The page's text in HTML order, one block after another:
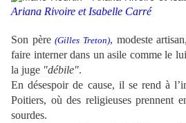
Ariana Rivoire et Isabelle Carré
Son père(Gilles Treton), modeste
faire interner dans un asile comme le
la juge "débile".
En désespoir de cause, il se rend à
Poitiers, où des religieuses prennent
sourdes.